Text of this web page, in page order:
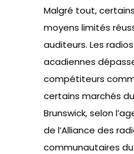
Malgré tout,
moyens limités
auditeurs. Les
acadiennes
compétiteurs
certains marchés
Brunswick, selon
de l’Alliance des
communautaires